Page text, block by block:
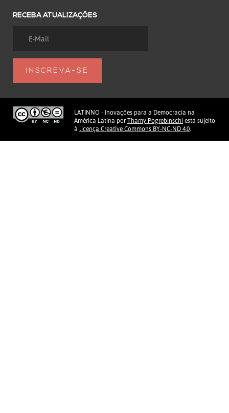
RECEBA ATUALIZAÇÕES
LATINNO - Inovações para a Democracia na
América Latina por Thamy Pogrebinschi está sujeito
à licença Creative Commons BY-NC-ND 4.0.